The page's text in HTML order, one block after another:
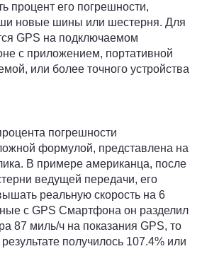
процент его погрешности,
новые шины или шестерня. Для
GPS на подключаемом
с приложением, портативной
или более точного устройства
погрешности
формулой, представлена на
В примере американца, после
ведущей передачи, его
реальную скорость на 6
с GPS Смартфона он разделил
87 миль/ч на показания GPS, то
получилось 107.4% или